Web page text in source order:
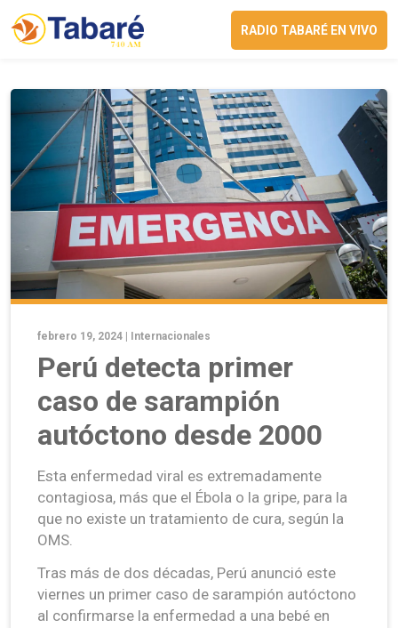
RADIO TABARÉ EN VIVO
febrero 19, 2024 | Internacionales
Perú detecta primer
caso de sarampión
autóctono desde 2000
Esta enfermedad viral es extremadamente
contagiosa, más que el Ébola o la gripe, para la
que no existe un tratamiento de cura, según la
OMS.
Tras más de dos décadas, Perú anunció este
viernes un primer caso de sarampión autóctono
al confirmarse la enfermedad a una bebé en